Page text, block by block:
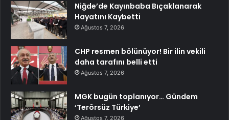
Niğde’de Kayınbaba Bıçaklanarak
Hayatını Kaybetti
Ağustos 7, 2026
CHP resmen bölünüyor! Bir ilin vekili
daha tarafını belli etti
Ağustos 7, 2026
MGK bugün toplanıyor… Gündem
‘Terörsüz Türkiye’
Ağustos 7, 2026